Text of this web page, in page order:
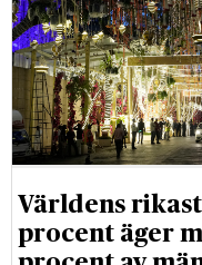
Världens
procent äger